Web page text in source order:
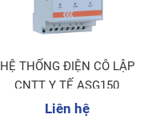
HỆ THỐNG ĐIỆN CÔ LẬP
CNTT Y TẾ ASG150
Liên hệ